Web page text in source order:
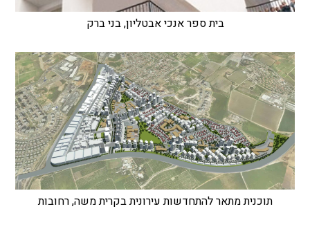
בית ספר אנכי אבטליון, בני ברק
תוכנית מתאר להתחדשות עירונית בקרית משה, רחובות